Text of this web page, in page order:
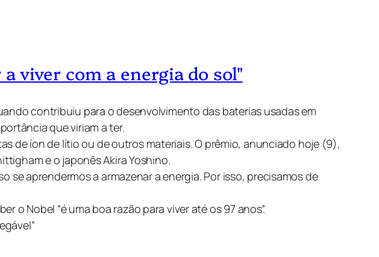
viver com a energia do sol"
contribuiu para o desenvolvimento das baterias usadas em
que viriam a ter.
de íon de lítio ou de outros materiais. O prêmio, anunciado hoje (9),
e o japonês Akira Yoshino.
se aprendermos a armazenar a energia. Por isso, precisamos de
Nobel “é uma boa razão para viver até os 97 anos”.